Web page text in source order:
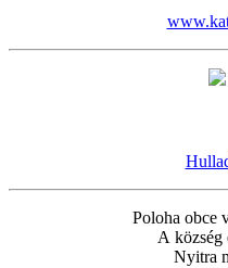
Poloha obce
A község
Nyitra